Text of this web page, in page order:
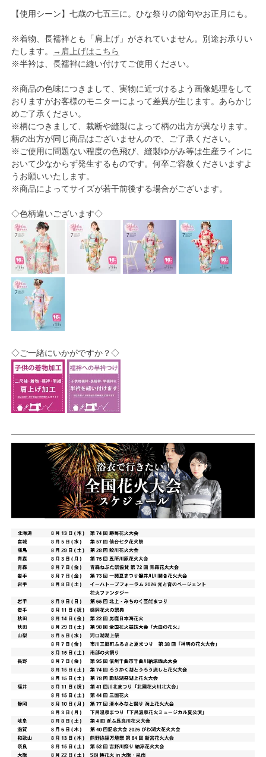
【使用シーン】七歳の七五三に。ひな祭りの節句やお正月にも。
※着物、長襦袢とも「肩上げ」がされていません。別途お承りい
たします。
→肩上げはこちら
※半衿は、長襦袢に縫い付けてご使用ください。
※商品の色味につきまして、実物に近づけるよう画像処理をして
おりますがお客様のモニターによって差異が生じます。あらかじ
めご了承ください。
※柄につきまして、裁断や縫製によって柄の出方が異なります。
柄の出方が同じ商品はございませんので、ご了承ください。
※ご使用に問題ない程度の色飛び、縫製ゆがみ等は生産ラインに
おいて少なからず発生するものです。何卒ご容赦くださいますよ
うお願いいたします。
※商品によってサイズが若干前後する場合がございます。
◇色柄違いございます◇
◇ご一緒にいかがですか？◇